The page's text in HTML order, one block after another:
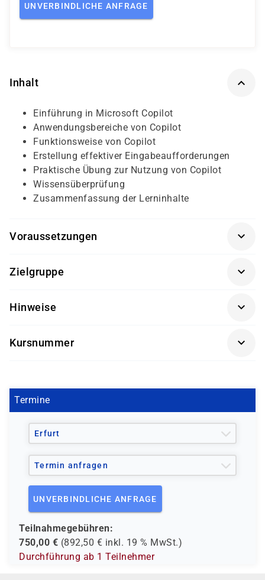
UNVERBINDLICHE ANFRAGE
Inhalt
Einführung in Microsoft Copilot
Anwendungsbereiche von Copilot
Funktionsweise von Copilot
Erstellung effektiver Eingabeaufforderungen
Praktische Übung zur Nutzung von Copilot
Wissensüberprüfung
Zusammenfassung der Lerninhalte
Voraussetzungen
Microsoft-Produktivitätsprogrammen wie Word, Excel,
Zielgruppe
Arbeitsweise durch den Einsatz von KI-Tools optimieren
Hinweise
Kursnummer
Termine
Erfurt
Termin anfragen
UNVERBINDLICHE ANFRAGE
Teilnahmegebühren:
750,00 € (892,50 € inkl. 19 % MwSt.)
Durchführung ab 1 Teilnehmer